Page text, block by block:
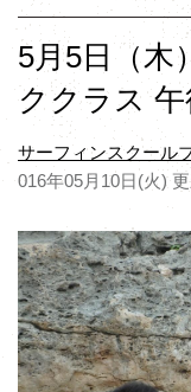
5月5日（木
ククラス
サーフィンスクール
016年05月10日(火)